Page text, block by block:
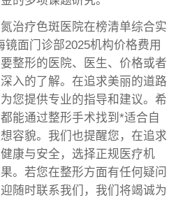
治疗色斑医院在榜清单综合实
面门诊部2025机构价格费用
整形的医院、医生、价格或者
入的了解。在追求美丽的道路
您提供专业的指导和建议。希
能通过整形手术找到*适合自
容貌。我们也提醒您，在追求
康与安全，选择正规医疗机
。若您在整形方面有任何疑问
随时联系我们，我们将竭诚为